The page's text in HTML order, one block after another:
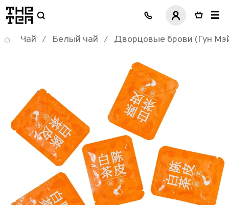
логотип
Чай / Белый чай / Дворцовые брови (Гун